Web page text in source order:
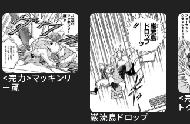
<完力>マッキンリ
ー颪
巌流島ドロップ
<
ト